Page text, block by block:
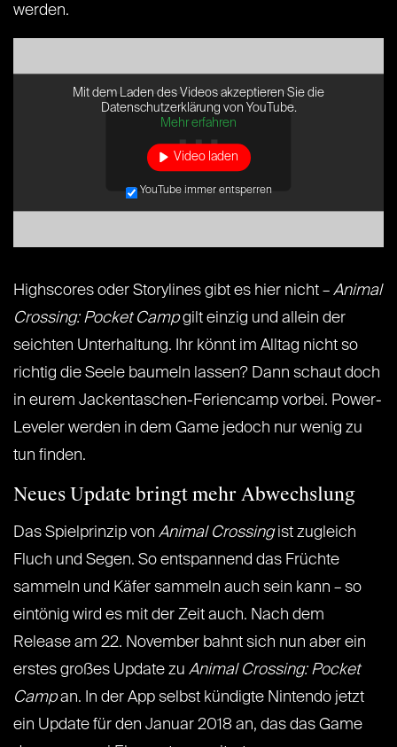
werden.
Mit dem Laden des Videos akzeptieren Sie die
Datenschutzerklärung von YouTube.
Mehr erfahren
Video laden
YouTube immer entsperren
Highscores oder Storylines gibt es hier nicht – Animal
Crossing: Pocket Campgilt einzig und allein der
seichten Unterhaltung. Ihr könnt im Alltag nicht so
richtig die Seele baumeln lassen? Dann schaut doch
in eurem Jackentaschen-Feriencamp vorbei. Power-
Leveler werden in dem Game jedoch nur wenig zu
tun finden.
Neues Update bringt mehr Abwechslung
Das Spielprinzip von Animal Crossingist zugleich
Fluch und Segen. So entspannend das Früchte
sammeln und Käfer sammeln auch sein kann – so
eintönig wird es mit der Zeit auch. Nach dem
Release am 22. November bahnt sich nun aber ein
erstes großes Update zu Animal Crossing: Pocket
Campan. In der App selbst kündigte Nintendo jetzt
ein Update für den Januar 2018 an, das das Game